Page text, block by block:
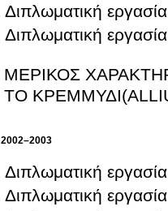
Διπλωματική εργασία
Διπλωματική εργασία
ΜΕΡΙΚΟΣ
ΤΟ
2002–2003
Διπλωματική εργασία
Διπλωματική εργασία